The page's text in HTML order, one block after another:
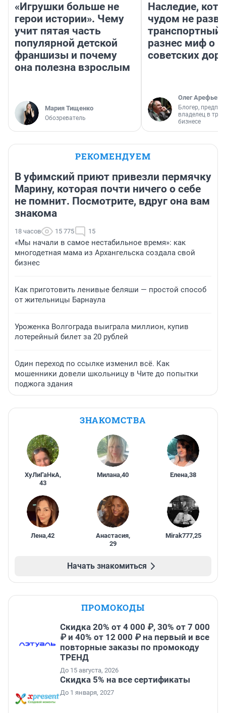
«Игрушки больше не
герои истории». Чему
учит пятая часть
популярной детской
франшизы и почему
она полезна взрослым
Мария Тищенко
Обозреватель
Наследие,
чудом не
транспортный
разнес миф о
советских
Олег Арефьев
Блогер,
владелец в
бизнесе
РЕКОМЕНДУЕМ
В уфимский приют привезли пермячку
Марину, которая почти ничего о себе
не помнит. Посмотрите, вдруг она вам
знакома
18 часов 15 775 15
«Мы начали в самое нестабильное время»: как
многодетная мама из Архангельска создала свой
бизнес
Как приготовить ленивые беляши — простой способ
от жительницы Барнаула
Уроженка Волгограда выиграла миллион, купив
лотерейный билет за 20 рублей
Один переход по ссылке изменил всё. Как
мошенники довели школьницу в Чите до попытки
поджога здания
ЗНАКОМСТВА
ХуЛиГаНкА,
43
Милана,40 Елена,38
Лена,42 Анастасия,
29
Mirak777,25
Начать знакомиться
ПРОМОКОДЫ
Скидка 20% от 4 000 ₽, 30% от 7 000
₽ и 40% от 12 000 ₽ на первый и все
повторные заказы по промокоду
ТРЕНД
До 15 августа, 2026
Скидка 5% на все сертификаты
До 1 января, 2027